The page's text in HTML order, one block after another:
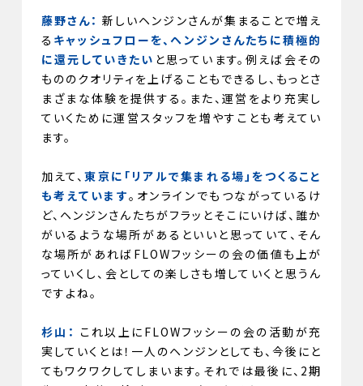
藤野さん：新しいヘンジンさんが集まることで増え
る キャッシュフローを、ヘンジンさんたちに積極的
に還元していきたい と思っています。例えば会その
もののクオリティを上げることもできるし、もっとさ
まざまな体験を提供する。また、運営をより充実し
ていくために運営スタッフを増やすことも考えてい
ます。
加えて、東京に「リアルで集まれる場」をつくること
も考えています。オンラインでもつながっているけ
ど、ヘンジンさんたちがフラッとそこにいけば、誰か
がいるような場所があるといいと思っていて、そん
な場所があればFLOWフッシーの会の価値も上が
っていくし、会としての楽しさも増していくと思うん
ですよね。
杉山： これ以上にFLOWフッシーの会の活動が充
実していくとは！一人のヘンジンとしても、今後にと
てもワクワクしてしまいます。それでは最後に、2期